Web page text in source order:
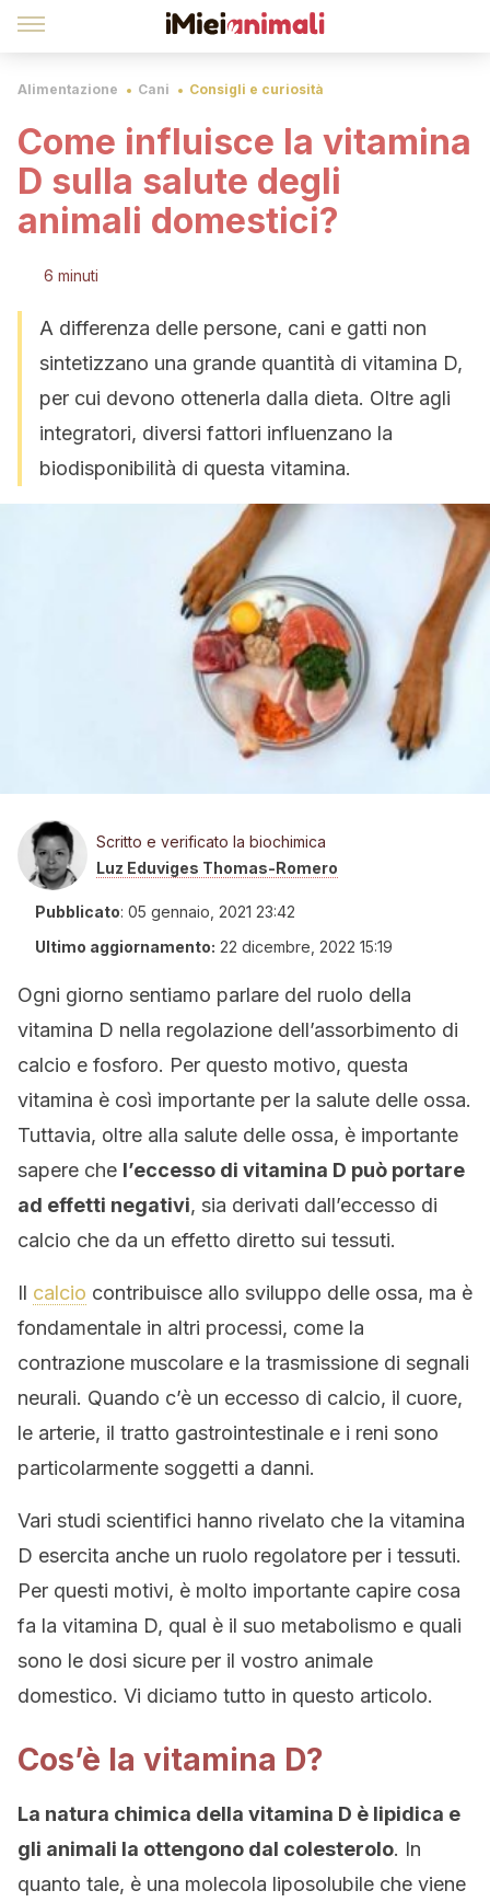
Alimentazione Cani Consigli e curiosità
Come influisce la vitamina
D sulla salute degli
animali domestici?
6 minuti
A differenza delle persone, cani e gatti non
sintetizzano una grande quantità di vitamina D,
per cui devono ottenerla dalla dieta. Oltre agli
integratori, diversi fattori influenzano la
biodisponibilità di questa vitamina.
Scritto e verificato la biochimica
Luz Eduviges Thomas-Romero
Pubblicato: 05 gennaio, 2021 23:42
Ultimo aggiornamento: 22 dicembre, 2022 15:19
Ogni giorno sentiamo parlare del ruolo della
vitamina D nella regolazione dell’assorbimento di
calcio e fosforo. Per questo motivo, questa
vitamina è così importante per la salute delle ossa.
Tuttavia, oltre alla salute delle ossa, è importante
sapere che l’eccesso di vitamina D può portare
ad effetti negativi, sia derivati ​​dall’eccesso di
calcio che da un effetto diretto sui tessuti.
Il calcio contribuisce allo sviluppo delle ossa, ma è
fondamentale in altri processi, come la
contrazione muscolare e la trasmissione di segnali
neurali. Quando c’è un eccesso di calcio, il cuore,
le arterie, il tratto gastrointestinale e i reni sono
particolarmente soggetti a danni.
Vari studi scientifici hanno rivelato che la vitamina
D esercita anche un ruolo regolatore per i tessuti.
Per questi motivi, è molto importante capire cosa
fa la vitamina D, qual è il suo metabolismo e quali
sono le dosi sicure per il vostro animale
domestico. Vi diciamo tutto in questo articolo.
Cos’è la vitamina D?
La natura chimica della vitamina D è lipidica e
gli animali la ottengono dal colesterolo. In
quanto tale, è una molecola liposolubile che viene